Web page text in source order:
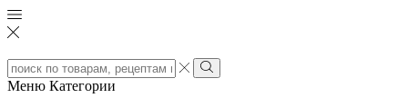
Search
input
Search
Меню Категории